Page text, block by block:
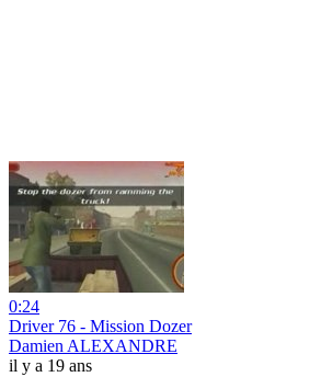
0:24
Driver 76 - Mission Dozer
Damien ALEXANDRE
il y a 19 ans